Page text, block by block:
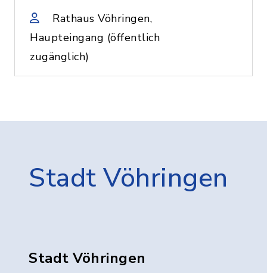
Rathaus Vöhringen,
Haupteingang (öffentlich
zugänglich)
Stadt Vöhringen
Stadt Vöhringen